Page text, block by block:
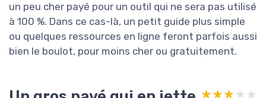
un peu cher payé pour un outil qui ne sera pas utilisé
à 100 %. Dans ce cas-là, un petit guide plus simple
ou quelques ressources en ligne feront parfois aussi
bien le boulot, pour moins cher ou gratuitement.
★★★★★
★★★★★